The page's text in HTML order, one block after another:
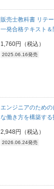
販売士教科書 リテ
一発合格テキスト
1,760円（税込）
2025.06.16発売
エンジニアのため
な働き方を構築する
2,948円（税込）
2026.06.24発売